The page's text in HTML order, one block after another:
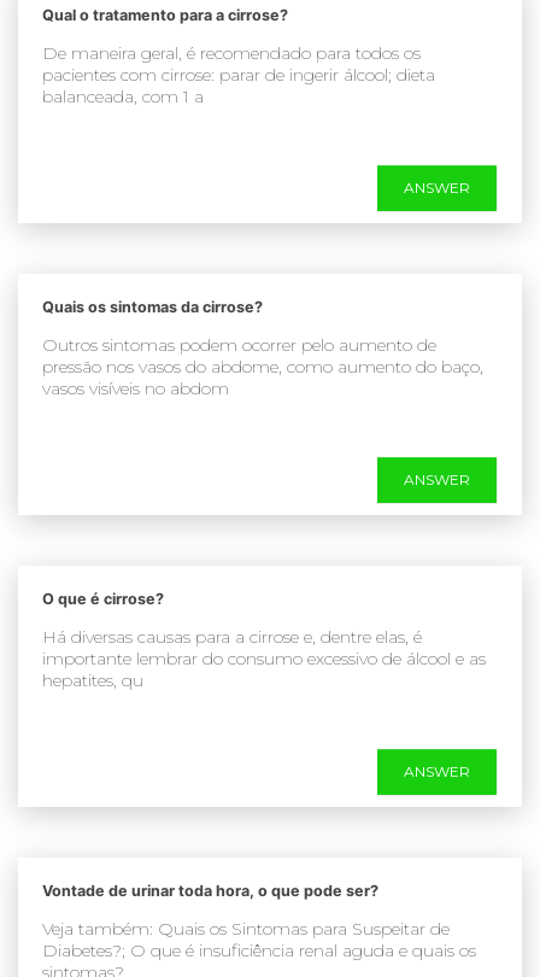
Qual o tratamento para a cirrose?
De maneira geral, é recomendado para todos os
pacientes com cirrose: parar de ingerir álcool; dieta
balanceada, com 1 a
ANSWER
Quais os sintomas da cirrose?
Outros sintomas podem ocorrer pelo aumento de
pressão nos vasos do abdome, como aumento do baço,
vasos visíveis no abdom
ANSWER
O que é cirrose?
Há diversas causas para a cirrose e, dentre elas, é
importante lembrar do consumo excessivo de álcool e as
hepatites, qu
ANSWER
Vontade de urinar toda hora, o que pode ser?
Veja também: Quais os Sintomas para Suspeitar de
Diabetes?; O que é insuficiência renal aguda e quais os
sintomas?